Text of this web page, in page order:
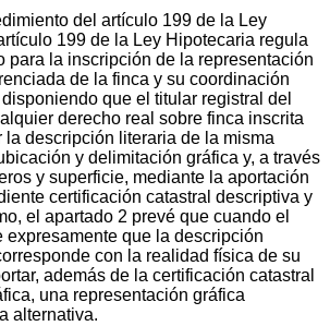
del artículo 199 de la Ley
199 de la Ley Hipotecaria regula
para la inscripción de la representación
de la finca y su coordinación
que el titular registral del
derecho real sobre finca inscrita
la descripción literaria de la misma
y delimitación gráfica y, a través
y superficie, mediante la aportación
certificación catastral descriptiva y
el apartado 2 prevé que cuando el
expresamente que la descripción
con la realidad física de su
además de la certificación catastral
una representación gráfica
alternativa.